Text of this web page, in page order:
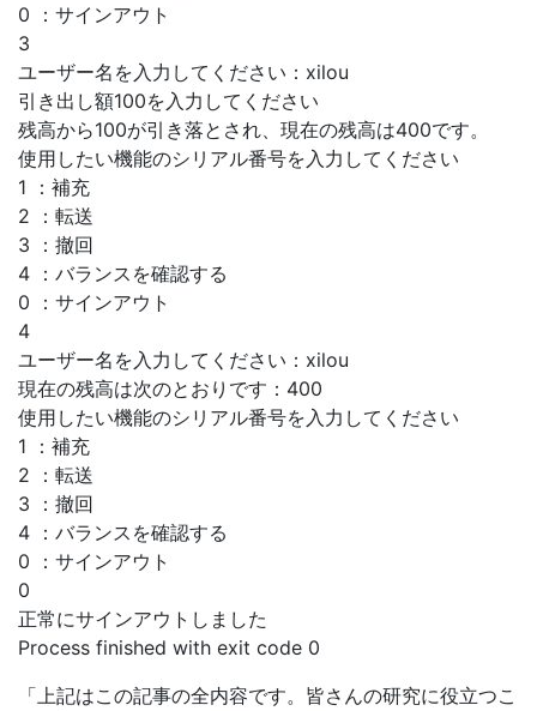
0 ：サインアウト
3
ユーザー名を入力してください：xilou
引き出し額100を入力してください
残高から100が引き落とされ、現在の残高は400です。
使用したい機能のシリアル番号を入力してください
1 ：補充
2 ：転送
3 ：撤回
4 ：バランスを確認する
0 ：サインアウト
4
ユーザー名を入力してください：xilou
現在の残高は次のとおりです：400
使用したい機能のシリアル番号を入力してください
1 ：補充
2 ：転送
3 ：撤回
4 ：バランスを確認する
0 ：サインアウト
0
正常にサインアウトしました
Process finished with exit code 0
「上記はこの記事の全内容です。皆さんの研究に役立つこ